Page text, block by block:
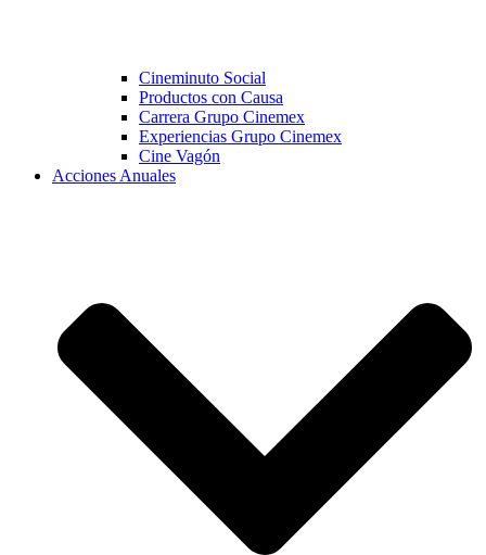
Cineminuto Social
Productos con Causa
Carrera Grupo Cinemex
Experiencias Grupo Cinemex
Cine Vagón
Acciones Anuales